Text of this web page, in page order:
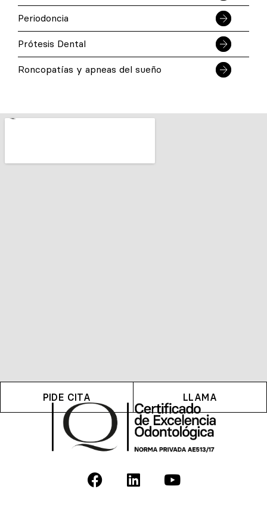
Periodoncia
Prótesis Dental
Roncopatías y apneas del sueño
PIDE CITA LLAMA